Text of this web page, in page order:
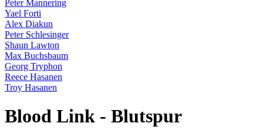
Peter Mannering
Yael Forti
Alex Diakun
Peter Schlesinger
Shaun Lawton
Max Buchsbaum
Georg Tryphon
Reece Hasanen
Troy Hasanen
Blood Link - Blutspur